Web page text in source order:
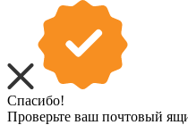
Спасибо!
Проверьте ваш почтовый